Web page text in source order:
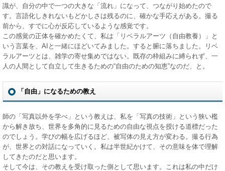
識が、自分の中で一つの大きな「流れ」になって、つながり始めたので
す。言語化しきれないもどかしさは残るのに、確かな手応えがある。撮る
前から、すでに心が反応しているような感覚です。
この感覚の正体を確かめたくて、私は「リベラルアーツ（自由教養）」と
いう言葉を、AIと一緒にほどいてみました。すると腑に落ちました。リベ
ラルアーツとは、雑学の寄せ集めではない。既存の枠組みに縛られず、一
人の人間として自立して生きるための“自由のための知恵”なのだ、と。
「自由」になるための教え
師の「写真以外を学べ」という教えは、私を「写真の技術」という狭い檻
から解き放ち、世界を多角的に見るための自由な視点を授ける道標だった
のでしょう。学びの幅を広げるほど、被写体の見え方が変わる。撮る行為
が、世界との対話になっていく。私は半世紀かけて、その意味を体で理解
してきたのだと思います。
そして今は、その教えを受け取った側として思います。これは私の中だけ